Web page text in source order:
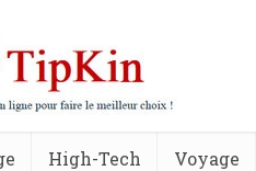
High-Tech Voyage